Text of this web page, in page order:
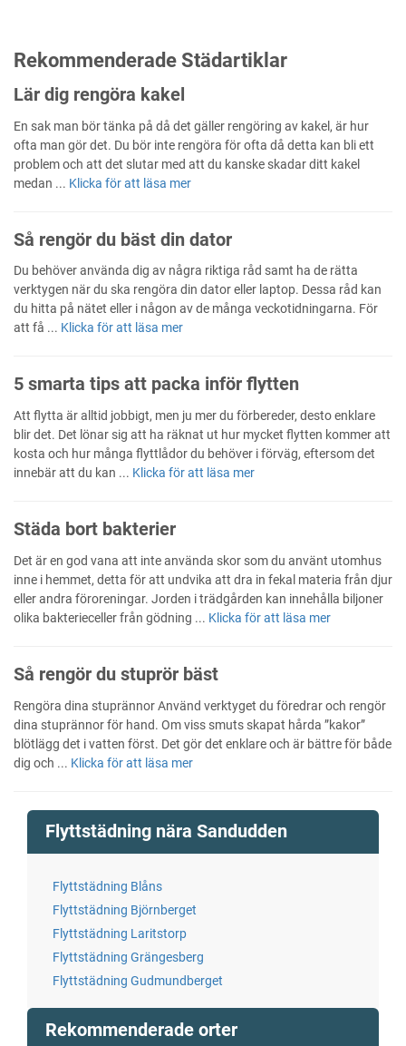
Rekommenderade Städartiklar
Lär dig rengöra kakel
En sak man bör tänka på då det gäller rengöring av kakel, är hur
ofta man gör det. Du bör inte rengöra för ofta då detta kan bli ett
problem och att det slutar med att du kanske skadar ditt kakel
medan ... Klicka för att läsa mer
Så rengör du bäst din dator
Du behöver använda dig av några riktiga råd samt ha de rätta
verktygen när du ska rengöra din dator eller laptop. Dessa råd kan
du hitta på nätet eller i någon av de många veckotidningarna. För
att få ... Klicka för att läsa mer
5 smarta tips att packa inför flytten
Att flytta är alltid jobbigt, men ju mer du förbereder, desto enklare
blir det. Det lönar sig att ha räknat ut hur mycket flytten kommer att
kosta och hur många flyttlådor du behöver i förväg, eftersom det
innebär att du kan ... Klicka för att läsa mer
Städa bort bakterier
Det är en god vana att inte använda skor som du använt utomhus
inne i hemmet, detta för att undvika att dra in fekal materia från djur
eller andra föroreningar. Jorden i trädgården kan innehålla biljoner
olika bakterieceller från gödning ... Klicka för att läsa mer
Så rengör du stuprör bäst
Rengöra dina stuprännor Använd verktyget du föredrar och rengör
dina stuprännor för hand. Om viss smuts skapat hårda ”kakor”
blötlägg det i vatten först. Det gör det enklare och är bättre för både
dig och ... Klicka för att läsa mer
Flyttstädning nära Sandudden
Flyttstädning Blåns
Flyttstädning Björnberget
Flyttstädning Laritstorp
Flyttstädning Grängesberg
Flyttstädning Gudmundberget
Rekommenderade orter